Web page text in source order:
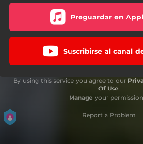
Preguardar en
Suscribirse al canal
By using this service you agree to our
Of Use.
Manage your
Report a Problem